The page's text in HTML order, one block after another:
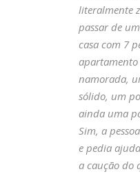
literalmente
passar de
casa com 7
namorada,
sólido, um
ainda uma
Sim, a
e pedia
a caução do